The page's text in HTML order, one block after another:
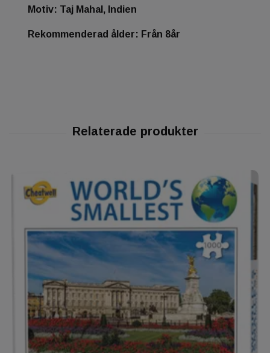
Motiv: Taj Mahal, Indien
Rekommenderad ålder: Från 8år